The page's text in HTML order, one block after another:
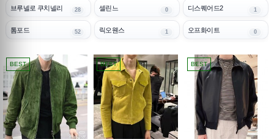
브루넬로 쿠치넬리 28 셀린느 0 디스퀘어드2 1
톰포드 52 릭오웬스 1 오프화이트 0
BEST BEST BEST